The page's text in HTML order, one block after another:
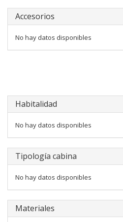
Accesorios
No hay datos disponibles
Habitalidad
No hay datos disponibles
Tipología cabina
No hay datos disponibles
Materiales